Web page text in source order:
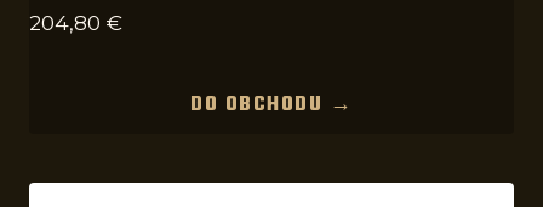
204,80 €
DO OBCHODU →